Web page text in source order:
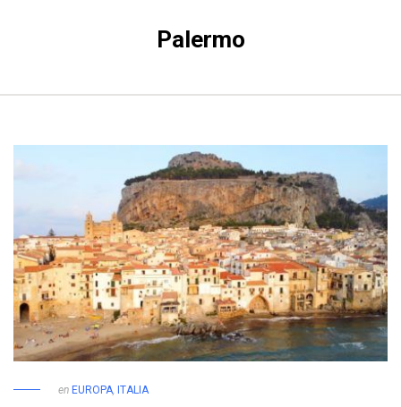
Palermo
en EUROPA, ITALIA